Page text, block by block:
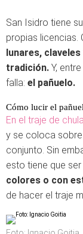
San Isidro tiene
propias licencias.
lunares,
tradición. Y,
falla: el pañuelo.
Cómo lucir el
En el traje de
y se coloca
conjunto. Sin
esto tiene que
colores o con
de hacer el traje